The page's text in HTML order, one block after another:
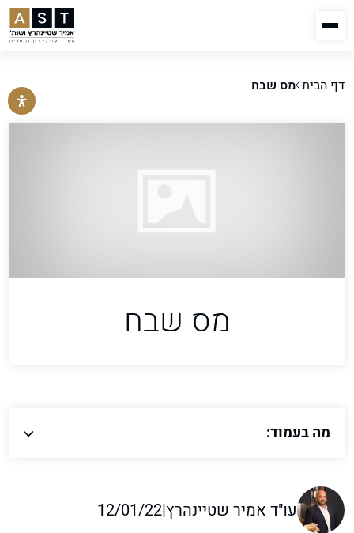
דף הבית מס שבח
מס שבח
מה בעמוד:
עו"ד אמיר שטיינהרץ|
12/01/22